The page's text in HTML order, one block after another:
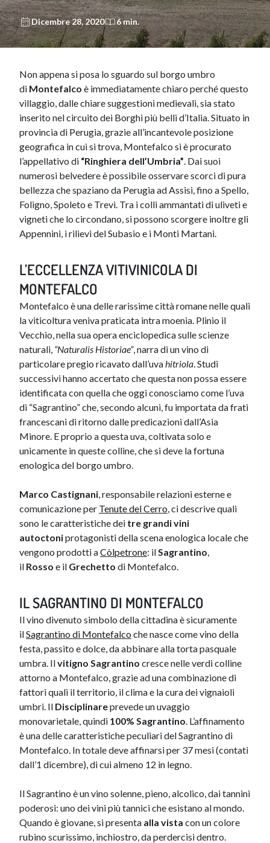
Dicembre 28, 2020 6 min.
​Non appena si posa lo sguardo sul borgo umbro
di Montefalco è immediatamente chiaro perché questo
villaggio, dalle chiare suggestioni medievali, sia stato
inserito nel circuito dei Borghi più belli d’Italia. Situato in
provincia di Perugia, grazie all’incantevole posizione
geografica in cui si trova, Montefalco si è procurato
l’appellativo di “Ringhiera dell’Umbria”. Dai suoi
numerosi belvedere è possibile osservare scorci di pura
bellezza che spaziano da Perugia ad Assisi, fino a Spello,
Foligno, Spoleto e Trevi. Tra i colli ammantati di uliveti e
vigneti che lo circondano, si possono scorgere inoltre gli
Appennini, i rilievi del Subasio e i Monti Martani.
L’ECCELLENZA VITIVINICOLA DI
MONTEFALCO​
Montefalco è una delle rarissime città romane nelle quali
la viticoltura veniva praticata intra moenia. Plinio il
Vecchio, nella sua opera enciclopedica sulle scienze
naturali, “Naturalis Historiae”, narra di un vino di
particolare pregio ricavato dall’uvahitriola. Studi
successivi hanno accertato che questa non possa essere
identificata con quella che oggi conosciamo come l’uva
di “Sagrantino” che, secondo alcuni, fu importata da frati
francescani di ritorno dalle predicazioni dall’Asia
Minore. E proprio a questa uva, coltivata solo e
unicamente in queste colline, che si deve la fortuna
enologica del borgo umbro.
Marco Castignani, responsabile relazioni esterne e
comunicazione per Tenute del Cerro, ci descrive quali
sono le caratteristiche dei tre grandi vini
autoctoniprotagonisti della scena enologica locale che
vengono prodotti aCòlpetrone: ilSagrantino,
il Rosso e il Grechetto di Montefalco.
IL SAGRANTINO DI MONTEFALCO
Il vino divenuto simbolo della cittadina è sicuramente
ilSagrantino di Montefalco che nasce come vino della
festa, passito e dolce, da abbinare alla torta pasquale
umbra. Ilvitigno Sagrantino cresce nelle verdi colline
attorno a Montefalco, grazie ad una combinazione di
fattori quali il territorio, il clima e la cura dei vignaioli
umbri. Il Disciplinareprevede un uvaggio
monovarietale, quindi 100% Sagrantino. L’affinamento
è una delle caratteristiche peculiari del Sagrantino di
Montefalco. In totale deve affinarsi per 37 mesi (contati
dall’1 dicembre), di cui almeno 12 in legno.
Il Sagrantino è un vino solenne, pieno, alcolico, dai tannini
poderosi: uno dei vini più tannici che esistano al mondo.
Quando è giovane, si presenta alla vista con un colore
rubino scurissimo, inchiostro, da perdercisi dentro.